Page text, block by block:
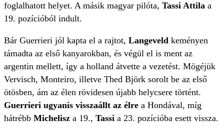
foglalhatott helyet. A másik magyar pilóta, Tassi Attila a
19. pozícióból indult.
Bár Guerrieri jól kapta el a rajtot, Langeveld keményen
támadta az első kanyarokban, és végül el is ment az
argentin mellett, így a holland átvette a vezetést. Mögéjük
Vervisch, Monteiro, illetve Thed Björk sorolt be az első
ötösben, ám az élen rövidesen újabb helycsere történt.
Guerrieri ugyanis visszaállt az élre a Hondával, míg
hátrébb Michelisz a 19., Tassi a 23. pozícióba esett vissza.